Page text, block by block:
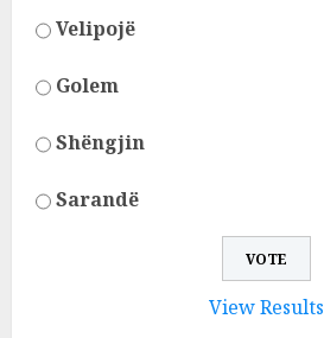
Velipojë
Golem
Shëngjin
Sarandë
View Results